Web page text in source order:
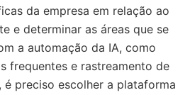
da empresa em relação ao
e determinar as áreas que se
a automação da IA, como
frequentes e rastreamento de
é preciso escolher a plataforma